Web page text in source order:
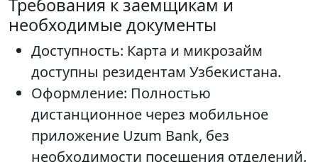
Требования к заемщикам и
необходимые документы
Доступность: Карта и микрозайм
доступны резидентам Узбекистана.
Оформление: Полностью
дистанционное через мобильное
приложение Uzum Bank, без
необходимости посещения отделений.